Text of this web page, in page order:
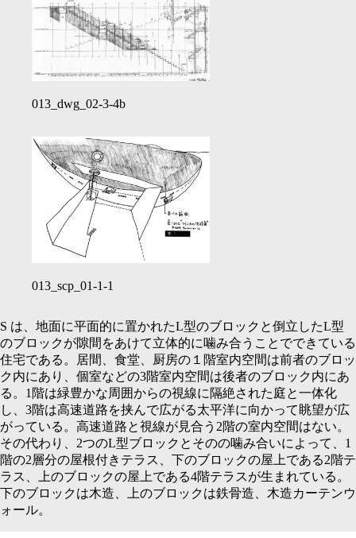
013_dwg_02-3-4b
013_scp_01-1-1
S は、地面に平面的に置かれたL型のブロックと倒立したL型
のブロックが隙間をあけて立体的に噛み合うことでできている
住宅である。居間、食堂、厨房の１階室内空間は前者のブロッ
ク内にあり、個室などの3階室内空間は後者のブロック内にあ
る。 1 階は緑豊かな周囲からの視線に隔絶された庭と一体化
し、 3階は高速道路を挟んで広がる太平洋に向かって眺望が広
がっている。高速道路と視線が見合う 2階の室内空間はない。
その代わり、 2つのL型ブロックとそのの噛み合いによって、 1
階の2層分の屋根付きテラス、下のブロックの屋上である2階テ
ラス、上のブロックの屋上である4階テラスが生まれている。
下のブロックは木造、上のブロックは鉄骨造、木造カーテンウ
ォール。